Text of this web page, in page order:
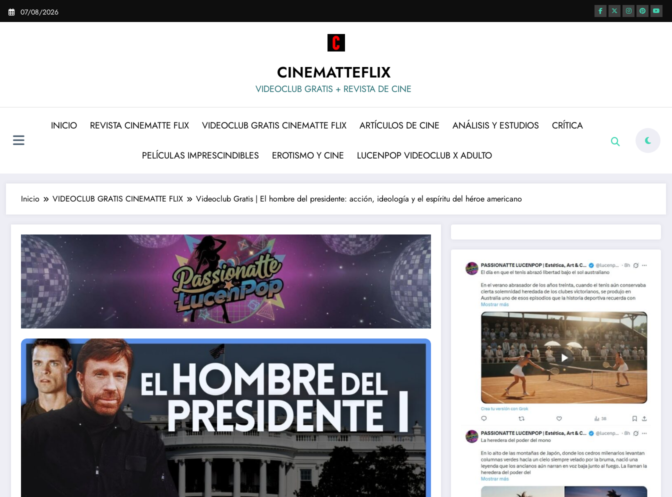
Saltar
07/08/2026
CINEMATTEFLIX
VIDEOCLUB GRATIS + REVISTA DE CINE
INICIO REVISTA CINEMATTE FLIX VIDEOCLUB GRATIS CINEMATTE FLIX ARTÍCULOS DE CINE ANÁLISIS Y ESTUDIOS CRÍTICA
PELÍCULAS IMPRESCINDIBLES EROTISMO Y CINE LUCENPOP VIDEOCLUB X ADULTO
Inicio VIDEOCLUB GRATIS CINEMATTE FLIX Videoclub Gratis | El hombre del presidente: acción, ideología y el espíritu del héroe americano